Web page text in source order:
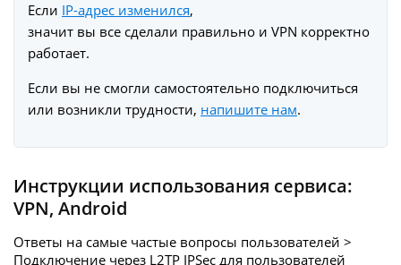
Если IP-адрес изменился,
значит вы все сделали правильно и VPN корректно
работает.
Если вы не смогли самостоятельно подключиться
или возникли трудности, напишите нам.
Инструкции использования сервиса:
VPN, Android
Ответы на самые частые вопросы пользователей >
Подключение через L2TP IPSec для пользователей